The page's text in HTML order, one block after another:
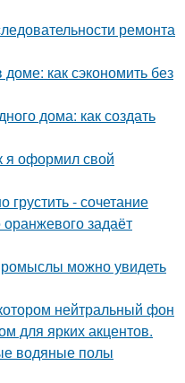
ремонта
как сэкономить без
дома: как создать
я оформил свой
грустить - сочетание
оранжевого задаёт
можно увидеть
нейтральный фон
для ярких акцентов.
водяные полы